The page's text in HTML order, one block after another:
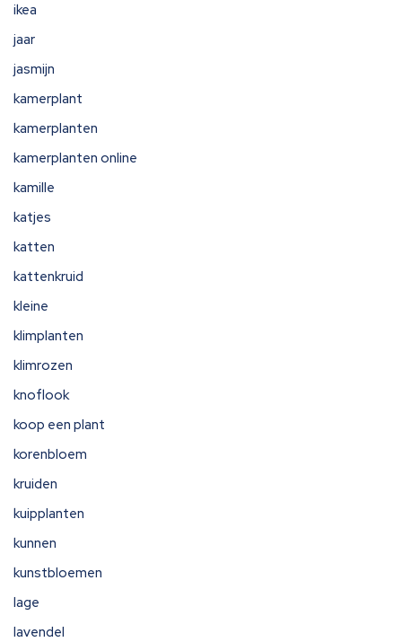
ikea
jaar
jasmijn
kamerplant
kamerplanten
kamerplanten online
kamille
katjes
katten
kattenkruid
kleine
klimplanten
klimrozen
knoflook
koop een plant
korenbloem
kruiden
kuipplanten
kunnen
kunstbloemen
lage
lavendel